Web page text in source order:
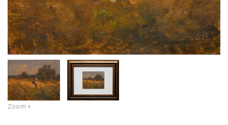
Zoom +